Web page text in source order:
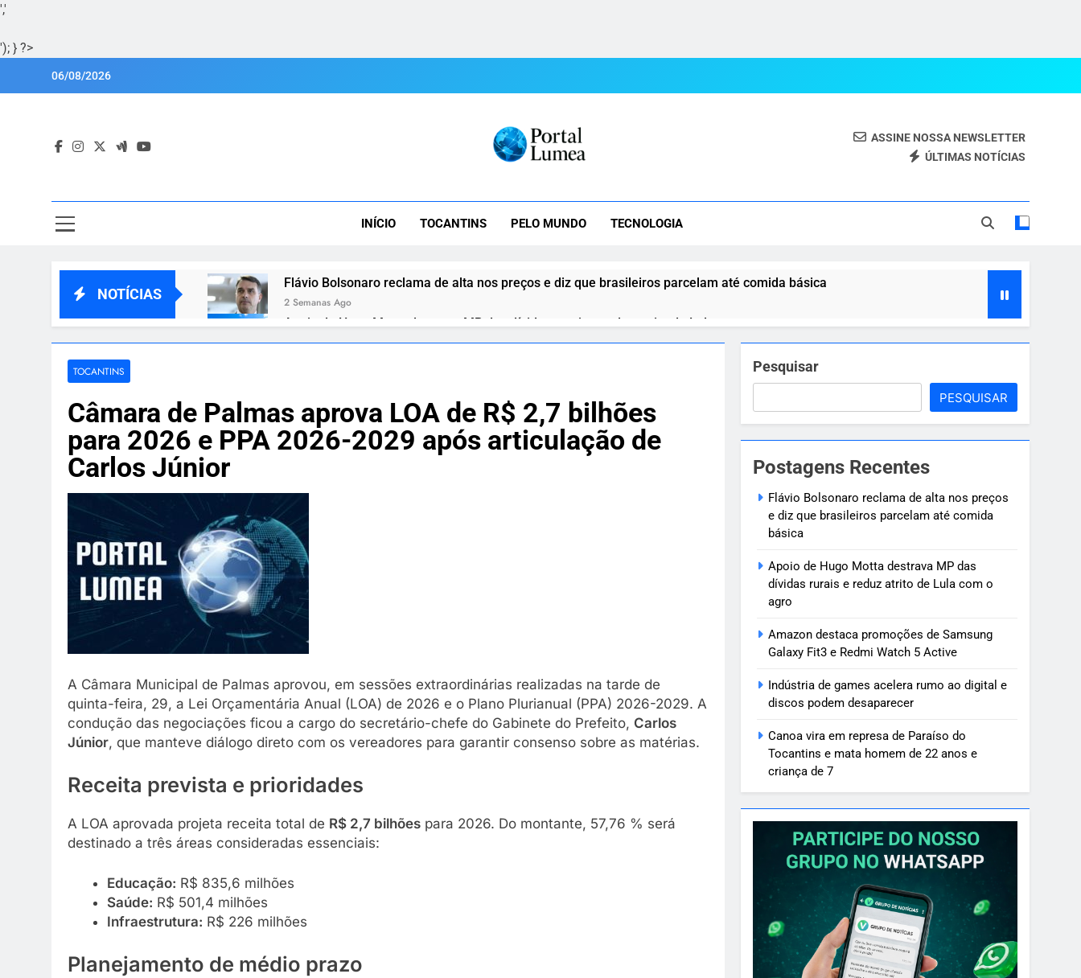
','
'); } ?>
06/08/2026
ASSINE NOSSA NEWSLETTER
ÚLTIMAS NOTÍCIAS
INÍCIO TOCANTINS PELO MUNDO TECNOLOGIA
NOTÍCIAS
Flávio Bolsonaro reclama de alta nos preços e diz que brasileiros parcelam até comida básica
2 Semanas Ago
Apoio de Hugo Motta destrava MP das dívidas rurais e reduz atrito de Lula com o agro
2 Semanas Ago
Indústria de games acelera rumo ao digital e discos podem desaparecer
3 Semanas Ago
Canoa vira em represa de Paraíso do Tocantins e mata homem de 22 anos e criança de 7
TOCANTINS
Câmara de Palmas aprova LOA de R$ 2,7 bilhões
para 2026 e PPA 2026-2029 após articulação de
Carlos Júnior
A Câmara Municipal de Palmas aprovou, em sessões extraordinárias realizadas na tarde de
quinta-feira, 29, a Lei Orçamentária Anual (LOA) de 2026 e o Plano Plurianual (PPA) 2026-2029. A
condução das negociações ficou a cargo do secretário-chefe do Gabinete do Prefeito, Carlos
Júnior, que manteve diálogo direto com os vereadores para garantir consenso sobre as matérias.
Receita prevista e prioridades
A LOA aprovada projeta receita total de R$ 2,7 bilhões para 2026. Do montante, 57,76 % será
destinado a três áreas consideradas essenciais:
Educação: R$ 835,6 milhões
Saúde: R$ 501,4 milhões
Infraestrutura: R$ 226 milhões
Planejamento de médio prazo
Pesquisar
PESQUISAR
Postagens Recentes
Flávio Bolsonaro reclama de alta nos preços
e diz que brasileiros parcelam até comida
básica
Apoio de Hugo Motta destrava MP das
dívidas rurais e reduz atrito de Lula com o
agro
Amazon destaca promoções de Samsung
Galaxy Fit3 e Redmi Watch 5 Active
Indústria de games acelera rumo ao digital e
discos podem desaparecer
Canoa vira em represa de Paraíso do
Tocantins e mata homem de 22 anos e
criança de 7